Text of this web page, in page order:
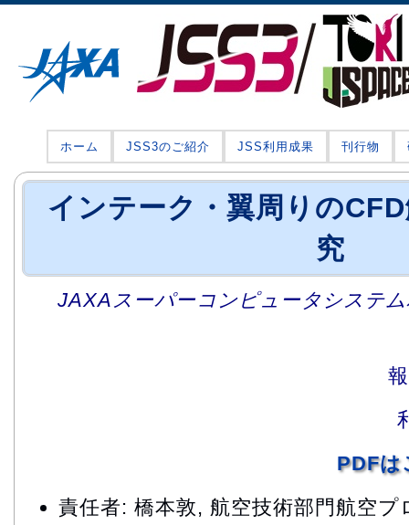
ホーム JSS3のご紹介 JSS利用成果 刊行物
インテーク・翼周りの
究
JAXAスーパーコンピュータシステ
PDFは
責任者: 橋本敦, 航空技術部門航空